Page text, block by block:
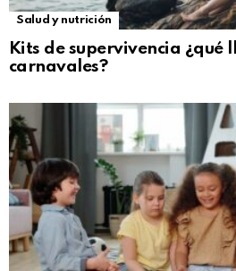
Salud y nutrición
Kits de supervivencia ¿qué
carnavales?